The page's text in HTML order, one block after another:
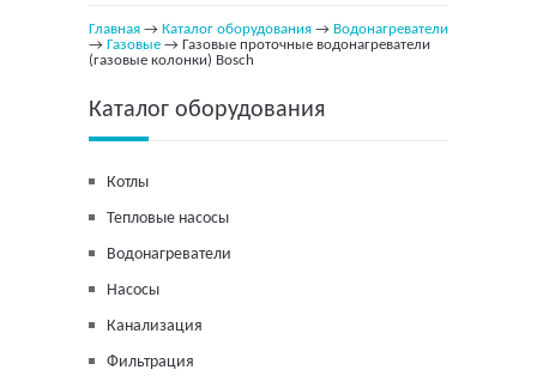
Главная → Каталог оборудования → Водонагреватели
→ Газовые → Газовые проточные водонагреватели
(газовые колонки) Bosch
Каталог оборудования
Котлы
Тепловые насосы
Водонагреватели
Насосы
Канализация
Фильтрация